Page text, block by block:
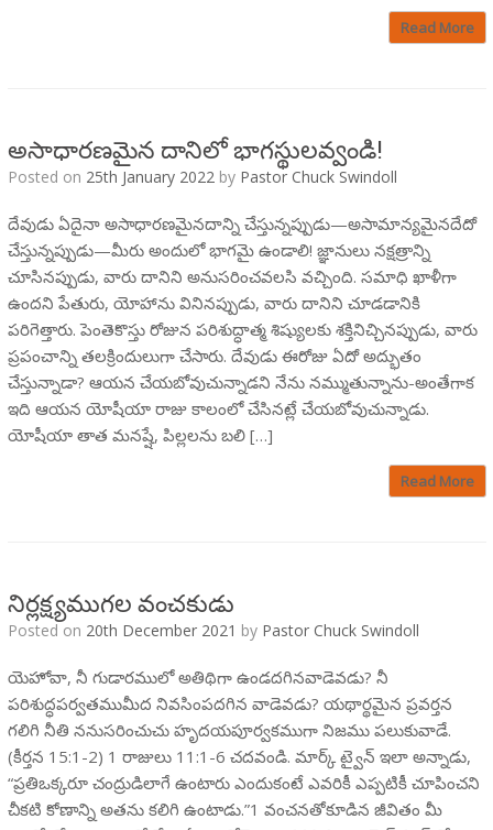
Read More
అసాధారణమైన దానిలో భాగస్థులవ్వండి!
Posted on 25th January 2022 by Pastor Chuck Swindoll
దేవుడు ఏదైనా అసాధారణమైనదాన్ని చేస్తున్నప్పుడు—అసామాన్యమైనదేదో
చేస్తున్నప్పుడు—మీరు అందులో భాగమై ఉండాలి! జ్ఞానులు నక్షత్రాన్ని
చూసినప్పుడు, వారు దానిని అనుసరించవలసి వచ్చింది. సమాధి ఖాళీగా
ఉందని పేతురు, యోహాను వినినప్పుడు, వారు దానిని చూడడానికి
పరిగెత్తారు. పెంతెకొస్తు రోజున పరిశుద్ధాత్మ శిష్యులకు శక్తినిచ్చినప్పుడు, వారు
ప్రపంచాన్ని తలక్రిందులుగా చేసారు. దేవుడు ఈరోజు ఏదో అద్భుతం
చేస్తున్నాడా? ఆయన చేయబోవుచున్నాడని నేను నమ్ముతున్నాను-అంతేగాక
ఇది ఆయన యోషీయా రాజు కాలంలో చేసినట్లే చేయబోవుచున్నాడు.
యోషీయా తాత మనష్షే, పిల్లలను బలి […]
Read More
నిర్లక్ష్యముగల వంచకుడు
Posted on 20th December 2021 by Pastor Chuck Swindoll
యెహోవా, నీ గుడారములో అతిథిగా ఉండదగినవాడెవడు? నీ
పరిశుద్ధపర్వతముమీద నివసింపదగిన వాడెవడు? యథార్థమైన ప్రవర్తన
గలిగి నీతి ననుసరించుచు హృదయపూర్వకముగా నిజము పలుకువాడే.
(కీర్తన 15:1-2) 1 రాజులు 11:1-6 చదవండి. మార్క్ ట్వైన్ ఇలా అన్నాడు,
“ప్రతిఒక్కరూ చంద్రుడిలాగే ఉంటారు ఎందుకంటే ఎవరికీ ఎప్పటికీ చూపించని
చీకటి కోణాన్ని అతను కలిగి ఉంటాడు.”1 వంచనతోకూడిన జీవితం మీ